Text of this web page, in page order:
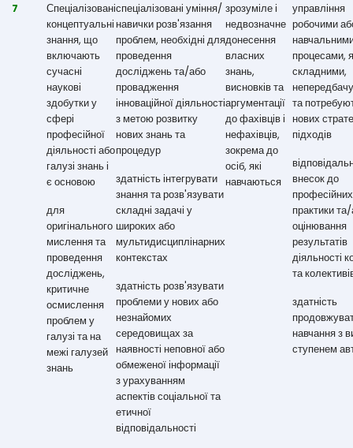
7
Спеціалізовані
концептуальні
знання, що
включають
сучасні
наукові
здобутки у
сфері
професійної
діяльності або
галузі знань і
є основою
для
оригінального
мислення та
проведення
досліджень,
критичне
осмислення
проблем у
галузі та на
межі галузей
знань
спеціалізовані уміння/
навички розв'язання
проблем, необхідні для
проведення
досліджень та/або
провадження
інноваційної діяльності
з метою розвитку
нових знань та
процедур
здатність інтегрувати
знання та розв'язувати
складні задачі у
широких або
мультидисциплінарних
контекстах
здатність розв'язувати
проблеми у нових або
незнайомих
середовищах за
наявності неповної або
обмеженої інформації
з урахуванням
аспектів соціальної та
етичної
відповідальності
зрозуміле і
недвозначне
донесення
власних
знань,
висновків та
аргументації
до фахівців і
нефахівців,
зокрема до
осіб, які
навчаються
управління
робочими
процесами,
складними,
та
нових
підходів
внесок до
практики
оцінювання
результатів
діяльності
та
здатність
навчання з
ступенем